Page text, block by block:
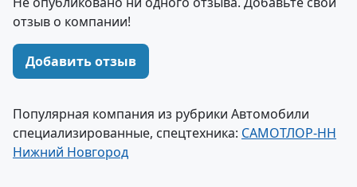
отзыв о компании!
Добавить отзыв
Популярная компания из рубрики Автомобили
специализированные, спецтехника: САМОТЛОР-НН
Нижний Новгород